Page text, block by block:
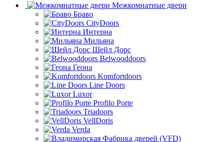
Межкомнатные двери
Браво
CityDoors
Интерна
Мильяна
Шейл Дорс
Belwooddoors
Геона
Komfortdoors
Line Doors
Luxor
Profilo Porte
Triadoors
VellDoris
Verda